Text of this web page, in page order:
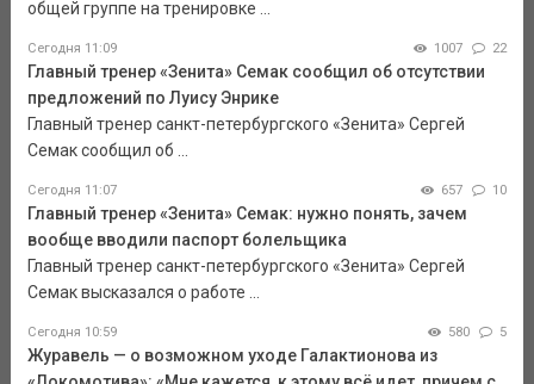
общей группе на тренировке ...
Сегодня 11:09 1007 22
Главный тренер «Зенита» Семак сообщил об отсутствии
предложений по Луису Энрике
Главный тренер санкт-петербургского «Зенита» Сергей
Семак сообщил об ...
Сегодня 11:07 657 10
Главный тренер «Зенита» Семак: нужно понять, зачем
вообще вводили паспорт болельщика
Главный тренер санкт-петербургского «Зенита» Сергей
Семак высказался о работе ...
Сегодня 10:59 580 5
Журавель — о возможном уходе Галактионова из